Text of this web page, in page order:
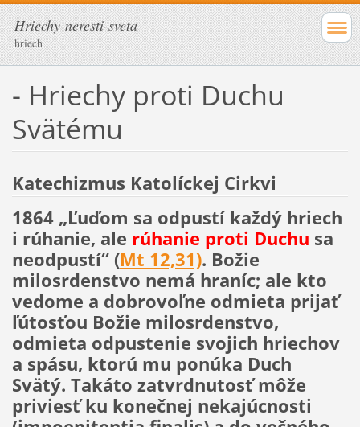
Hriechy-neresti-sveta
hriech
- Hriechy proti Duchu
Svätému
Katechizmus Katolíckej Cirkvi
1864„Ľuďom sa odpustí každý hriech
i rúhanie, ale rúhanie proti Duchu sa
neodpustí“ (Mt 12,31). Božie
milosrdenstvo nemá hraníc; ale kto
vedome a dobrovoľne odmieta prijať
ľútosťou Božie milosrdenstvo,
odmieta odpustenie svojich hriechov
a spásu, ktorú mu ponúka Duch
Svätý. Takáto zatvrdnutosť môže
priviesť ku konečnej nekajúcnosti